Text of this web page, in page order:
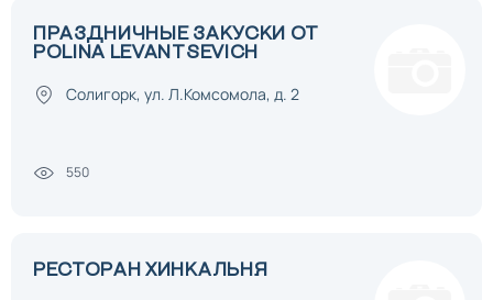
ПРАЗДНИЧНЫЕ ЗАКУСКИ ОТ
POLINA LEVANTSEVICH
Солигорк, ул. Л.Комсомола, д. 2
550
РЕСТОРАН ХИНКАЛЬНЯ